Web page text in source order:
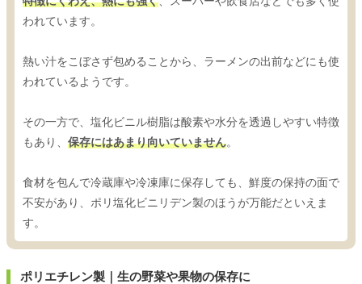
われています。
熱い汁をこぼさず包めることから、ラーメンの出前などにも使
われているようです。
その一方で、塩化ビニル樹脂は酸素や水分を透過しやすい特徴
もあり、 保存にはあまり向いていません。
食材を包んで冷蔵庫や冷凍庫に保存しても、鮮度の保持の面で
不安があり、ポリ塩化ビニリデン製のほうが万能だといえま
す。
ポリエチレン製｜生の野菜や果物の保存に